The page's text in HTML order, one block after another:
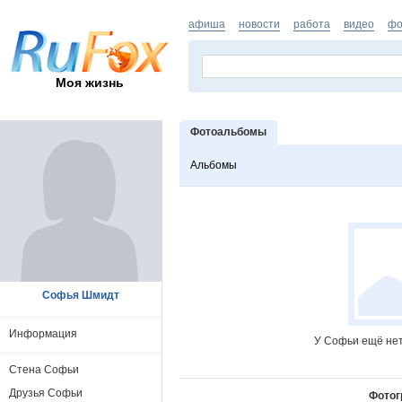
Моя жизнь
афиша новости работа видео
Фотоальбомы
Альбомы
У Софьи ещё
Софья Шмидт
Информация
Стена Софьи
Друзья Софьи